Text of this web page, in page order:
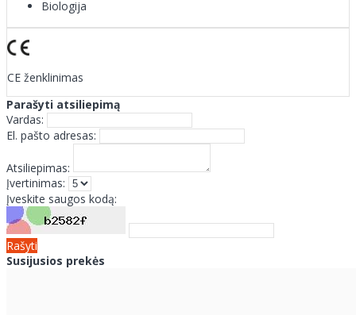
Biologija
CE ženklinimas
Parašyti atsiliepimą
Vardas:
El. pašto adresas:
Atsiliepimas:
Įvertinimas:
Įveskite saugos kodą:
Rašyti
Susijusios prekės